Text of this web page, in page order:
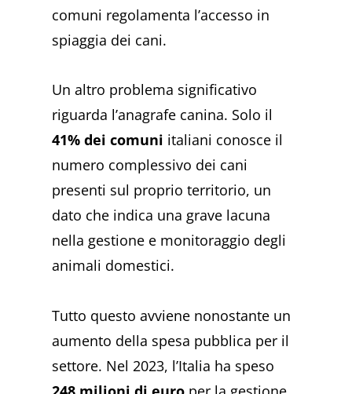
comuni regolamenta l’accesso in
spiaggia dei cani.
Un altro problema significativo
riguarda l’anagrafe canina. Solo il
41% dei comuni italiani conosce il
numero complessivo dei cani
presenti sul proprio territorio, un
dato che indica una grave lacuna
nella gestione e monitoraggio degli
animali domestici.
Tutto questo avviene nonostante un
aumento della spesa pubblica per il
settore. Nel 2023, l’Italia ha speso